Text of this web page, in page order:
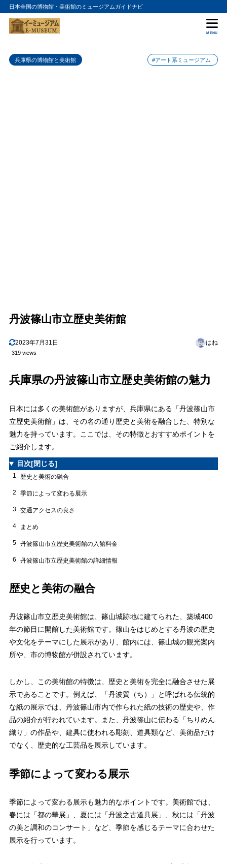
日本全国の博物館・美術館のミュージアムガイドナビ
MENU
兵庫県の博物館と美術館 #アート系ミュージアム
丹波篠山市立歴史美術館
2023年7月31日 はね
319 views
兵庫県の丹波篠山市立歴史美術館の魅力
日本には多くの美術館がありますが、兵庫県にある「丹波篠山市
立歴史美術館」は、その名の通り歴史と美術を融合した、特別な
魅力を持っています。ここでは、その特徴とおすすめポイントを
ご紹介します。
目次[閉じる]
1 歴史と美術の融合
2 季節によって変わる展示
3 交通アクセスの良さ
4 まとめ
5 丹波篠山市立歴史美術館の入館料金
6 丹波篠山市立歴史美術館の詳細情報
歴史と美術の融合
丹波篠山市立歴史美術館は、篠山城跡地に建てられた、築城400
年の節目に開館した美術館です。篠山をはじめとする丹波の歴史
や文化をテーマにした展示があり、館内には、篠山城の観光案内
所や、市の博物館が併設されています。
しかし、この美術館の特徴は、歴史と美術を完全に融合させた展
示であることです。例えば、「丹波質（ち）」と呼ばれる伝統的
な紙の展示では、丹波篠山市内で作られた紙の技術の歴史や、作
品の紹介が行われています。また、丹波篠山に伝わる「ちりめん
織り」の作品や、建具に使われる彫刻、道具類など、美術品だけ
でなく、歴史的な工芸品を展示しています。
季節によって変わる展示
季節によって変わる展示も魅力的なポイントです。美術館では、
春には「都の華展」、夏には「丹波之古道具展」、秋には「丹波
の美と調和のコンサート」など、季節を感じるテーマに合わせた
展示を行っています。
目次
1 歴史と美術の融合